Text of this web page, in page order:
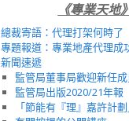
《專業天地
總裁寄語：代理打架何時了
專題報道：專業地產代理成
新聞速遞
監管局董事局歡迎新任
監管局出版2020/21年報
「節能有『理』嘉許計